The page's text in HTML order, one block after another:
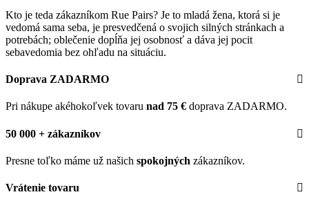
Kto je teda zákazníkom Rue Pairs? Je to mladá žena, ktorá si je
vedomá sama seba, je presvedčená o svojich silných stránkach a
potrebách; oblečenie dopĺňa jej osobnosť a dáva jej pocit
sebavedomia bez ohľadu na situáciu.
Doprava ZADARMO
Pri nákupe akéhokoľvek tovaru nad 75 € doprava ZADARMO.
50 000 + zákazníkov
Presne toľko máme už našich spokojných zákazníkov.
Vrátenie tovaru